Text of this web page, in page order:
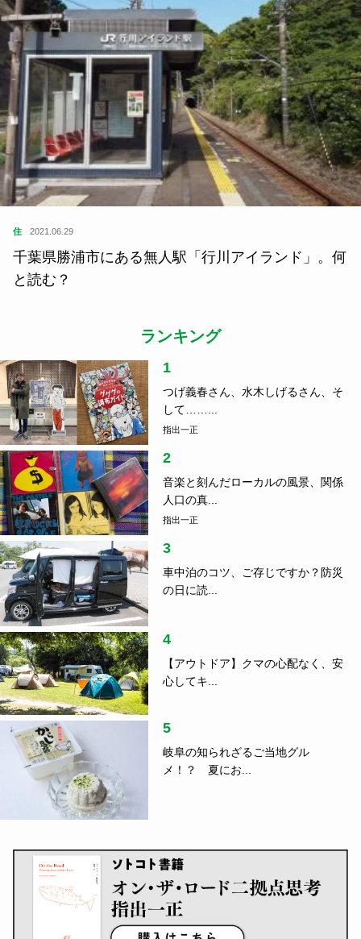
住 2021.06.29
千葉県勝浦市にある無人駅「行川アイランド」。何
と読む？
ランキング
1
つげ義春さん、水木しげるさん、そ
して……...
指出一正
2
音楽と刻んだローカルの風景、関係
人口の真...
指出一正
3
車中泊のコツ、ご存じですか？防災
の日に読...
4
【アウトドア】クマの心配なく、安
心してキ...
5
岐阜の知られざるご当地グル
メ！？ 夏にお...